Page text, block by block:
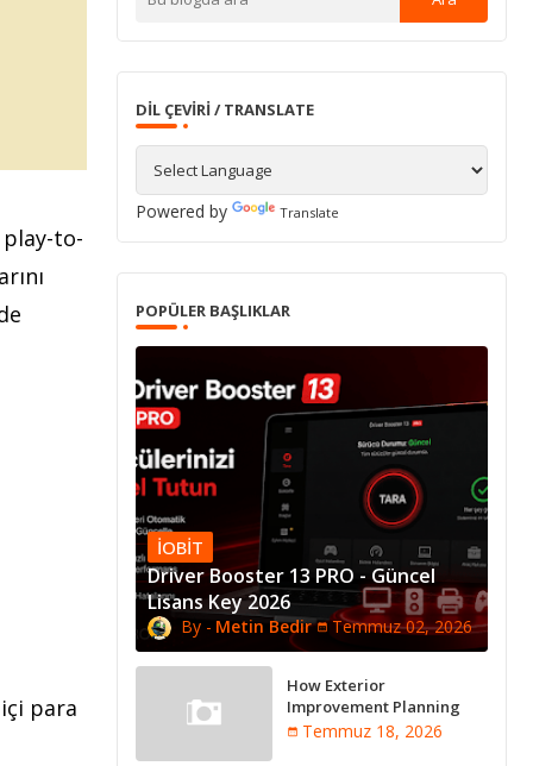
to-
para
DIL ÇEVIRI / TRANSLATE
Powered by Translate
POPÜLER BAŞLIKLAR
IOBIT
Driver Booster 13 PRO - Güncel
Lisans Key 2026
Metin Bedir Temmuz 02, 2026
How Exterior
Improvement Planning
Creates Better Long-Term
Temmuz 18, 2026